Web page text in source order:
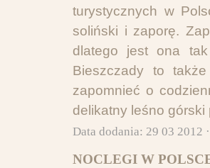
turystycznych w
soliński i zaporę.
dlatego jest ona
Bieszczady to
zapomnieć o
delikatny leśno górski
Data dodania: 29 03 2012
NOCLEGI W